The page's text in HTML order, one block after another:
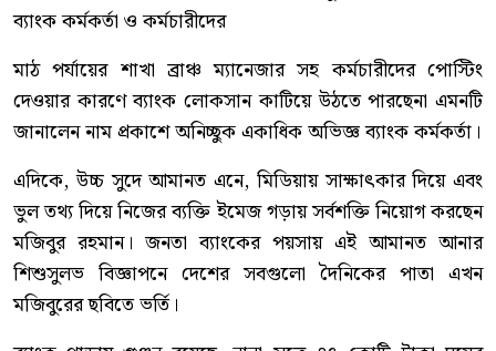
ব্যাংক কর্মকর্তা ও কর্মচারীদের
মাঠ পর্যায়ের শাখা ব্রাঞ্চ ম্যানেজার সহ কর্মচারীদের পোস্টিং
দেওয়ার কারণে ব্যাংক লোকসান কাটিয়ে উঠতে পারছেনা এমনটি
জানালেন নাম প্রকাশে অনিচ্ছুক একাধিক অভিজ্ঞ ব্যাংক কর্মকর্তা।
এদিকে, উচ্চ সুদে আমানত এনে, মিডিয়ায় সাক্ষাৎকার দিয়ে এবং
ভুল তথ্য দিয়ে নিজের ব্যক্তি ইমেজ গড়ায় সর্বশক্তি নিয়োগ করছেন
মজিবুর রহমান। জনতা ব্যাংকের পয়সায় এই আমানত আনার
শিশুসুলভ বিজ্ঞাপনে দেশের সবগুলো দৈনিকের পাতা এখন
মজিবুরের ছবিতে ভর্তি।